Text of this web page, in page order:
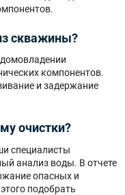
скважины?
компонентов.
и задержание
очистки?
специалисты
анализ воды. В отчете
опасных и
подобрать